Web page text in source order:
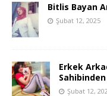
Bitlis Bayan
Şubat 12, 2025
Erkek
Şubat 12,